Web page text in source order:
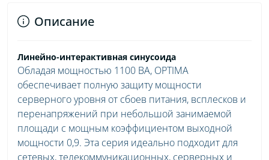
Описание
Линейно-интерактивная синусоида
Обладая мощностью 1100 ВА, OPTIMA
обеспечивает полную защиту мощности
серверного уровня от сбоев питания, всплесков и
перенапряжений при небольшой занимаемой
площади с мощным коэффициентом выходной
мощности 0,9. Эта серия идеально подходит для
сетевых, телекоммуникационных, серверных и